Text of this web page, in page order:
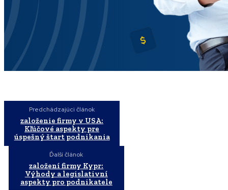
Predchádzajúci článok
založenie firmy v USA:
Kľúčové aspekty pre
úspešný štart podnikania
Ďalší článok
založení firmy Kypr:
Výhody a legislativní
aspekty pro podnikatele